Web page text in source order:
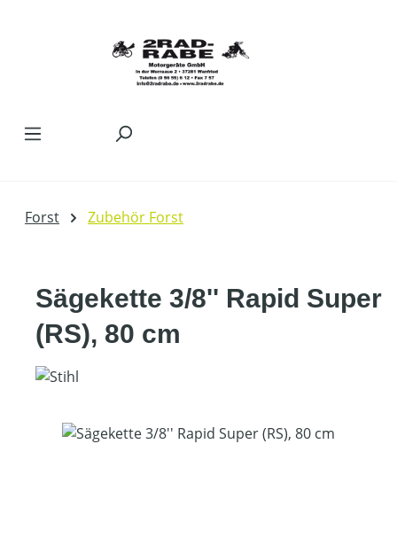
Forst Zubehör Forst
Sägekette 3/8'' Rapid Super
(RS), 80 cm
Bildergalerie überspringen